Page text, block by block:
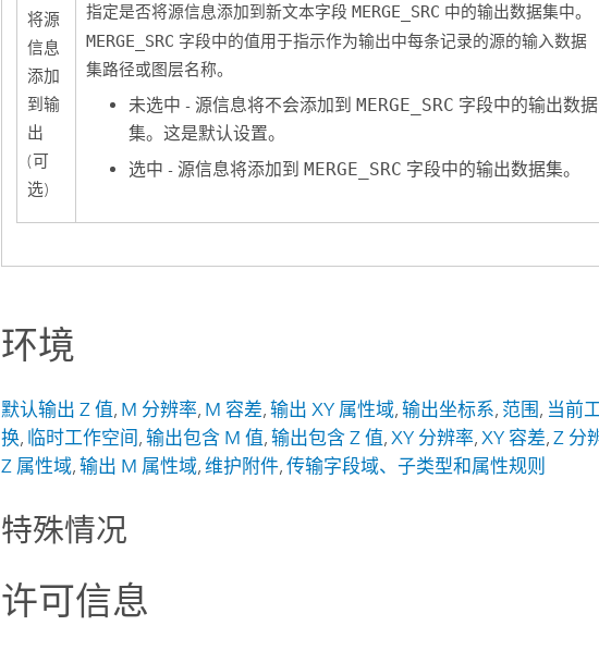
将源
信息
添加
到输
出
(可
选)
指定是否将源信息添加到新文本字段MERGE_SRC 中的输出数据集中。
MERGE_SRC 字段中的值用于指示作为输出中每条记录的源的输入数据
集路径或图层名称。
未选中 - 源信息将不会添加到 MERGE_SRC 字段中的输出数据
集。这是默认设置。
选中 - 源信息将添加到 MERGE_SRC 字段中的输出数据集。
环境
默认输出 Z 值, M 分辨率, M 容差,输出 XY 属性域,输出坐标系, 范围 , 当前
换, 临时工作空间 ,输出包含 M 值,输出包含 Z 值,XY 分辨率,XY 容差,Z 分
Z 属性域,输出 M 属性域,维护附件,传输字段域、子类型和属性规则
特殊情况
许可信息